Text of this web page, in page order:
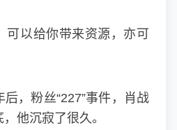
可以给你带来资源，亦可
，粉丝“227”事件，肖战
他沉寂了很久。